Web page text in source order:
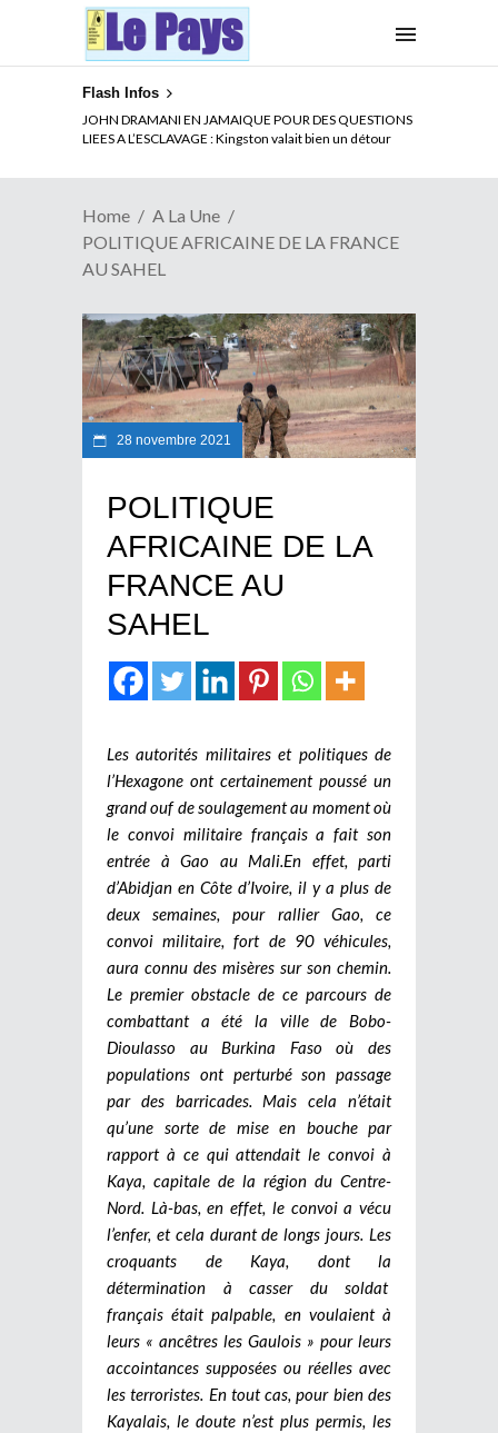
Flash Infos
JOHN DRAMANI EN JAMAIQUE POUR DES QUESTIONS
LIEES A L’ESCLAVAGE : Kingston valait bien un détour
ELECTION DE TALON A LA TETE DU SENAT BENINOIS :
Quand Patrice quitte le pouvoir sans partir !
Home
A La Une
POLITIQUE AFRICAINE DE LA FRANCE
AU SAHEL
28 novembre 2021
POLITIQUE
AFRICAINE DE LA
FRANCE AU
SAHEL
Les autorités militaires et politiques de
l’Hexagone ont certainement poussé un
grand ouf de soulagement au moment où
le convoi militaire français a fait son
entrée à Gao au Mali.En effet, parti
d’Abidjan en Côte d’Ivoire, il y a plus de
deux semaines, pour rallier Gao, ce
convoi militaire, fort de 90 véhicules,
aura connu des misères sur son chemin.
Le premier obstacle de ce parcours de
combattant a été la ville de Bobo-
Dioulasso au Burkina Faso où des
populations ont perturbé son passage
par des barricades. Mais cela n’était
qu’une sorte de mise en bouche par
rapport à ce qui attendait le convoi à
Kaya, capitale de la région du Centre-
Nord. Là-bas, en effet, le convoi a vécu
l’enfer, et cela durant de longs jours. Les
croquants de Kaya, dont la
détermination à casser du soldat
français était palpable, en voulaient à
leurs « ancêtres les Gaulois » pour leurs
accointances supposées ou réelles avec
les terroristes. En tout cas, pour bien des
Kayalais, le doute n’est plus permis, les